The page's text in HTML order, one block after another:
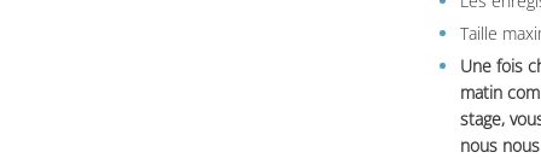
Taille
Une fois
matin
stage,
nous